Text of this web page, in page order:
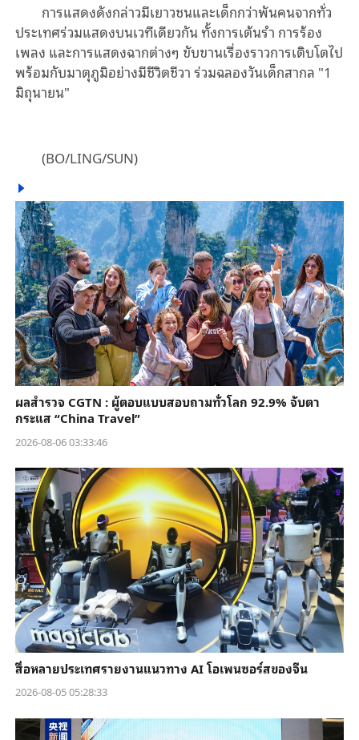
การแสดงดังกล่าวมีเยาวชนและเด็กกว่าพันคนจากทั่ว
ประเทศร่วมแสดงบนเวทีเดียวกัน ทั้งการเต้นรำ การร้อง
เพลง และการแสดงฉากต่างๆ ขับขานเรื่องราวการเติบโตไป
พร้อมกับมาตุภูมิอย่างมีชีวิตชีวา ร่วมฉลองวันเด็กสากล "1
มิถุนายน"
(BO/LING/SUN)
ผลสำรวจ CGTN : ผู้ตอบแบบสอบถามทั่วโลก 92.9% จับตา
กระแส “China Travel”
2026-08-06 03:33:46
สื่อหลายประเทศรายงานแนวทาง AI โอเพนซอร์สของจีน
2026-08-05 05:28:33